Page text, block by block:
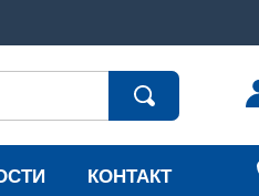
КОНТАКТ